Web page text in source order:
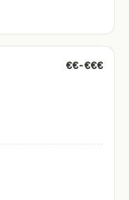
€€-€€€